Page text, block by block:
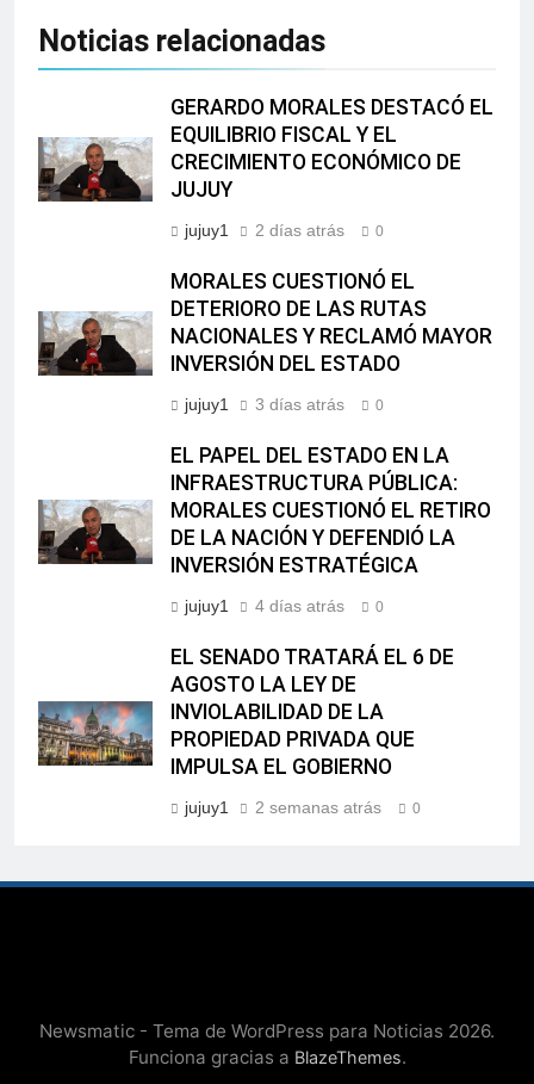
Noticias relacionadas
GERARDO MORALES DESTACÓ EL
EQUILIBRIO FISCAL Y EL
CRECIMIENTO ECONÓMICO DE
JUJUY
jujuy1 2 días atrás 0
MORALES CUESTIONÓ EL
DETERIORO DE LAS RUTAS
NACIONALES Y RECLAMÓ MAYOR
INVERSIÓN DEL ESTADO
jujuy1 3 días atrás 0
EL PAPEL DEL ESTADO EN LA
INFRAESTRUCTURA PÚBLICA:
MORALES CUESTIONÓ EL RETIRO
DE LA NACIÓN Y DEFENDIÓ LA
INVERSIÓN ESTRATÉGICA
jujuy1 4 días atrás 0
EL SENADO TRATARÁ EL 6 DE
AGOSTO LA LEY DE
INVIOLABILIDAD DE LA
PROPIEDAD PRIVADA QUE
IMPULSA EL GOBIERNO
jujuy1 2 semanas atrás 0
Newsmatic - Tema de WordPress para Noticias 2026.
Funciona gracias a BlazeThemes.